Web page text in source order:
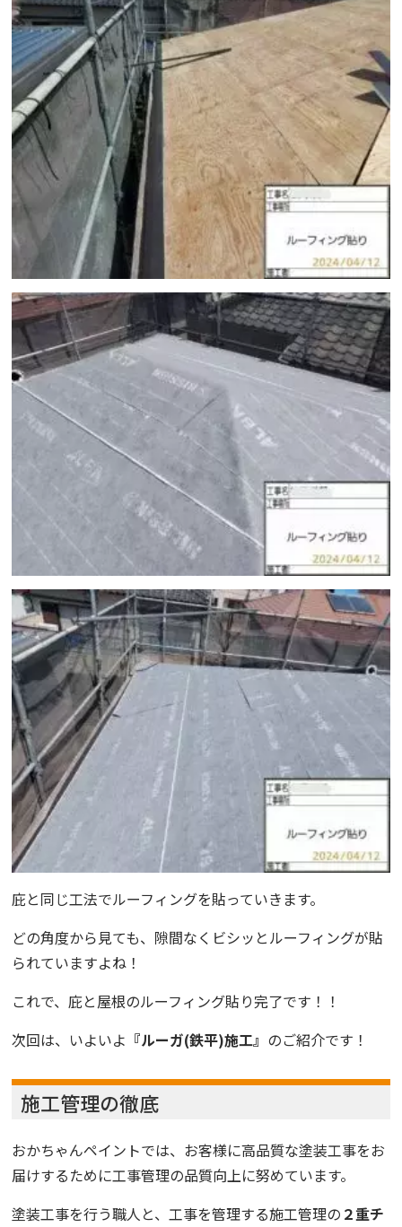
庇と同じ工法でルーフィングを貼っていきます。
どの角度から見ても、隙間なくビシッとルーフィングが貼
られていますよね！
これで、庇と屋根のルーフィング貼り完了です！！
次回は、いよいよ 『ルーガ(鉄平)施工』 のご紹介です！
施工管理の徹底
おかちゃんペイントでは、お客様に高品質な塗装工事をお
届けするために工事管理の品質向上に努めています。
塗装工事を行う職人と、工事を管理する施工管理の ２重チ